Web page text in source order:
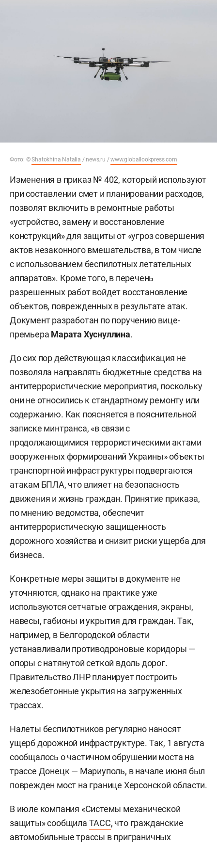
Фото: ©Shatokhina Natalia / news.ru /www.globallookpress.com
Изменения в приказ № 402, который используют
при составлении смет и планировании расходов,
позволят включить в ремонтные работы
«устройство, замену и восстановление
конструкций» для защиты от «угроз совершения
актов незаконного вмешательства, в том числе
с использованием беспилотных летательных
аппаратов». Кроме того, в перечень
разрешенных работ войдет восстановление
объектов, поврежденных в результате атак.
Документ разработан по поручению вице-
премьера Марата Хуснуллина.
До сих пор действующая классификация не
позволяла направлять бюджетные средства на
антитеррористические мероприятия, поскольку
они не относились к стандартному ремонту или
содержанию. Как поясняется в пояснительной
записке минтранса, «в связи с
продолжающимися террористическими актами
вооруженных формирований Украины» объекты
транспортной инфраструктуры подвергаются
атакам БПЛА, что влияет на безопасность
движения и жизнь граждан. Принятие приказа,
по мнению ведомства, обеспечит
антитеррористическую защищенность
дорожного хозяйства и снизит риски ущерба для
бизнеса.
Конкретные меры защиты в документе не
уточняются, однако на практике уже
используются сетчатые ограждения, экраны,
навесы, габионы и укрытия для граждан. Так,
например, в Белгородской области
устанавливали противодроновые коридоры —
опоры с натянутой сеткой вдоль дорог.
Правительство ЛНР планирует построить
железобетонные укрытия на загруженных
трассах.
Налеты беспилотников регулярно наносят
ущерб дорожной инфраструктуре. Так, 1 августа
сообщалось о частичном обрушении моста на
трассе Донецк — Мариуполь, в начале июня был
поврежден мост на границе Херсонской области.
В июле компания «Системы механической
защиты» сообщила ТАСС, что гражданские
автомобильные трассы в приграничных